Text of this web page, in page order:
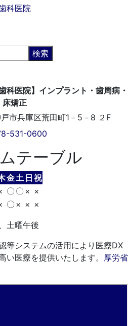
市兵庫区荒田町1－5－8 ２F
531-0600
テーブル
金土 日 祝
〇 〇 × ×
〇 × × ×
土曜午後
等システムの活用により医療DX
い医療を提供いたします。 厚労省